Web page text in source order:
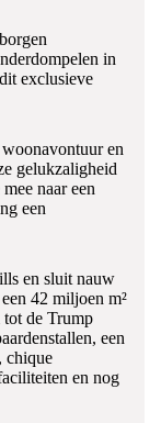
in
exclusieve
en
gelukzaligheid
naar een
een
en sluit nauw
42 miljoen m²
de Trump
een
chique
en nog